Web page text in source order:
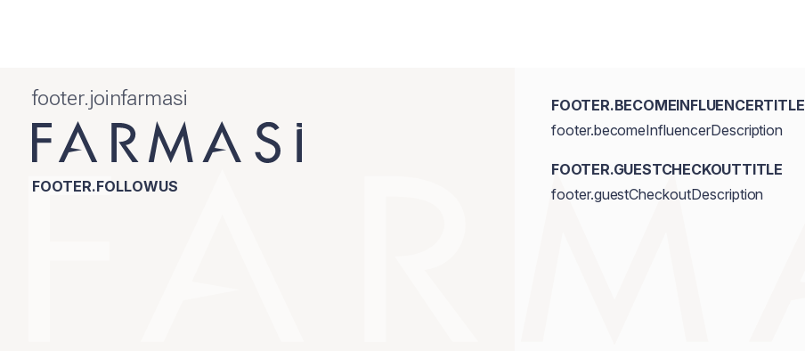
footer.joinfarmasi
FOOTER.FOLLOWUS
FOOTER.BECOMEINFLUENCERTITLE
footer.becomeInfluencerDescription
FOOTER.GUESTCHECKOUTTITLE
footer.guestCheckoutDescription